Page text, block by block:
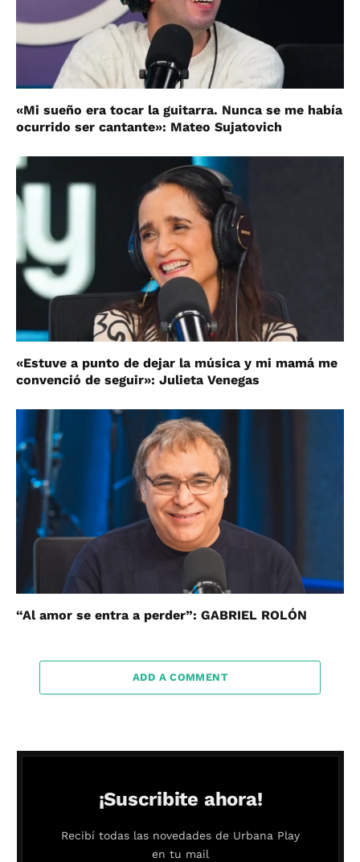
«Mi sueño era tocar la guitarra. Nunca se me había
ocurrido ser cantante»: Mateo Sujatovich
«Estuve a punto de dejar la música y mi mamá me
convenció de seguir»: Julieta Venegas
“Al amor se entra a perder”: GABRIEL ROLÓN
ADD A COMMENT
¡Suscribite ahora!
Recibí todas las novedades de Urbana Play
en tu mail